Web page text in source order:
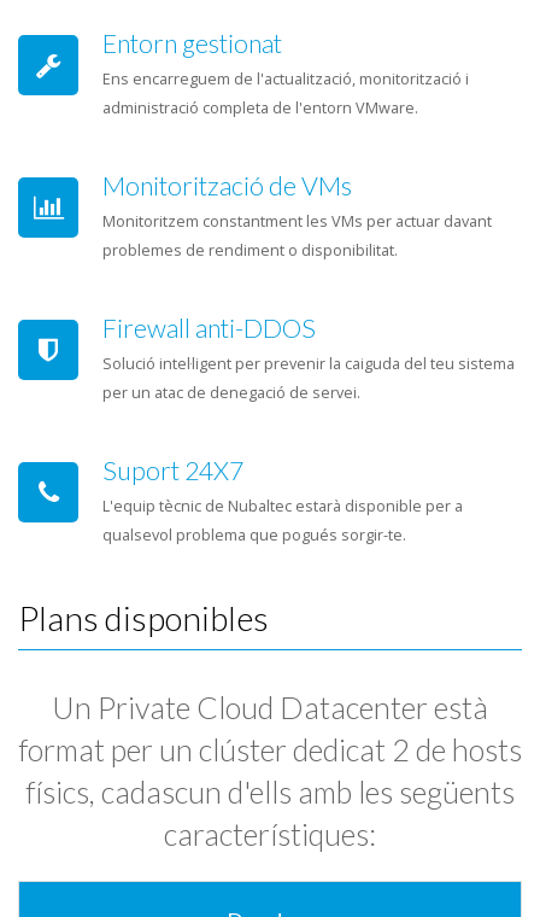
Entorn gestionat
Ens encarreguem de l'actualització, monitorització i
administració completa de l'entorn VMware.
Monitorització de VMs
Monitoritzem constantment les VMs per actuar davant
problemes de rendiment o disponibilitat.
Firewall anti-DDOS
Solució intel·ligent per prevenir la caiguda del teu sistema
per un atac de denegació de servei.
Suport 24X7
L'equip tècnic de Nubaltec estarà disponible per a
qualsevol problema que pogués sorgir-te.
Plans disponibles
Un Private Cloud Datacenter està
format per un clúster dedicat 2 de hosts
físics, cadascun d'ells amb les següents
característiques: